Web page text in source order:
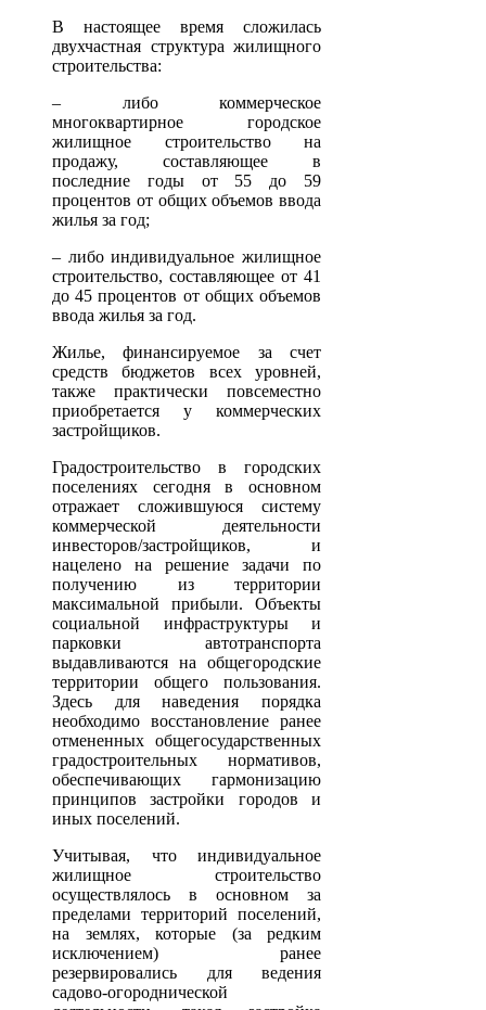
В настоящее время сложилась
двухчастная структура жилищного
строительства:
– либо коммерческое
многоквартирное городское
жилищное строительство на
продажу, составляющее в
последние годы от 55 до 59
процентов от общих объемов ввода
жилья за год;
– либо индивидуальное жилищное
строительство, составляющее от 41
до 45 процентов от общих объемов
ввода жилья за год.
Жилье, финансируемое за счет
средств бюджетов всех уровней,
также практически повсеместно
приобретается у коммерческих
застройщиков.
Градостроительство в городских
поселениях сегодня в основном
отражает сложившуюся систему
коммерческой деятельности
инвесторов/застройщиков, и
нацелено на решение задачи по
получению из территории
максимальной прибыли. Объекты
социальной инфраструктуры и
парковки автотранспорта
выдавливаются на общегородские
территории общего пользования.
Здесь для наведения порядка
необходимо восстановление ранее
отмененных общегосударственных
градостроительных нормативов,
обеспечивающих гармонизацию
принципов застройки городов и
иных поселений.
Учитывая, что индивидуальное
жилищное строительство
осуществлялось в основном за
пределами территорий поселений,
на землях, которые (за редким
исключением) ранее
резервировались для ведения
садово-огороднической